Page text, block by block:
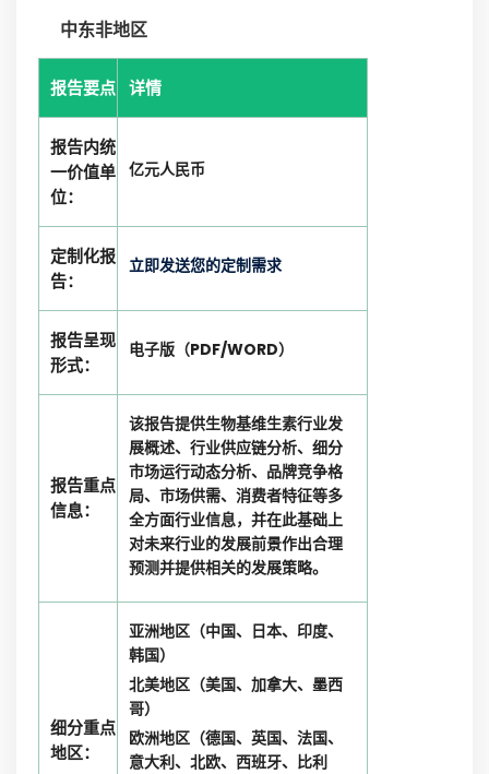
中东非地区
报告要点 详情
报告内统
一价值单
位：
亿元人民币
定制化报
告：
立即发送您的定制需求
报告呈现
形式：
电子版（PDF/WORD）
报告重点
信息：
该报告提供生物基维生素行业发
展概述、行业供应链分析、细分
市场运行动态分析、品牌竞争格
局、市场供需、消费者特征等多
全方面行业信息，并在此基础上
对未来行业的发展前景作出合理
预测并提供相关的发展策略。
细分重点
地区：
亚洲地区（中国、日本、印度、
韩国）
北美地区（美国、加拿大、墨西
哥）
欧洲地区（德国、英国、法国、
意大利、北欧、西班牙、比利